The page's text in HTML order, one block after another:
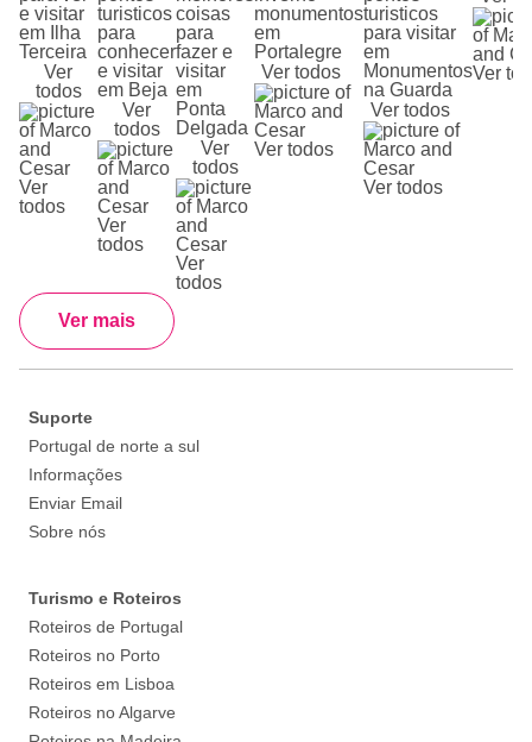
e visitar
em Ilha
Terceira
Ver
todos
Ver
todos
turisticos
para
conhecer
e visitar
em Beja
Ver
todos
Ver
todos
coisas
para
fazer e
visitar
em
Ponta
Delgada
Ver
todos
Ver
todos
monumentos
em
Portalegre
Ver todos
Ver todos
turisticos
para visitar
em
Monumentos
na Guarda
Ver todos
Ver todos
Ver
Ver mais
Suporte
Portugal de norte a sul
Informações
Enviar Email
Sobre nós
Turismo e Roteiros
Roteiros de Portugal
Roteiros no Porto
Roteiros em Lisboa
Roteiros no Algarve